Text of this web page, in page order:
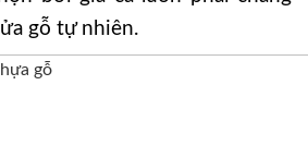
gỗ tự nhiên.